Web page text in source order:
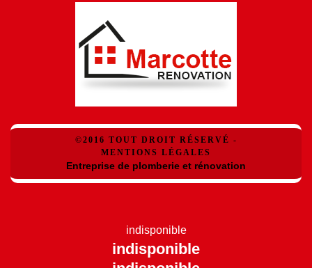
©2016 TOUT DROIT RÉSERVÉ -
MENTIONS LÉGALES
Entreprise de plomberie et rénovation
indisponible
indisponible